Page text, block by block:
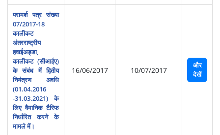
परामर्श पत्र संख्या
07/2017-18
कालीकट
अंतरराष्‍ट्रीय
हवाईअड्डा,
कालीकट (सीआईए)
के संबंध में द्वितीय
नियंत्रण अवधि
(01.04.2016
-31.03.2021) के
लिए वैमानिक टैरिफ
निर्धारित करने के
मामले में।
16/06/2017 10/07/2017
और
देखें